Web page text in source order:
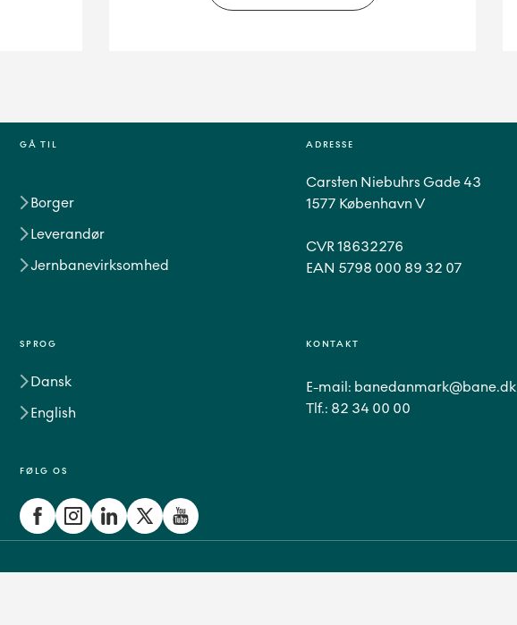
GÅ TIL
Borger
Leverandør
Jernbanevirksomhed
SPROG
Dansk
English
FØLG OS
ADRESSE
Carsten Niebuhrs Gade 43
1577 København V
CVR 18632276
EAN 5798 000 89 32 07
KONTAKT
E-mail: banedanmark@bane.dk
Tlf.: 82 34 00 00